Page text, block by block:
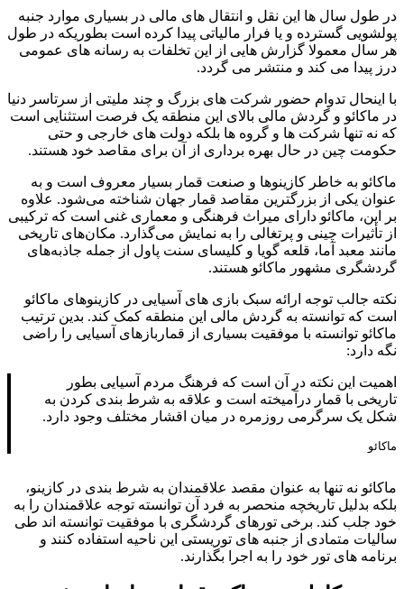
در طول سال ها این نقل و انتقال های مالی در بسیاری موارد جنبه
پولشویی گسترده و یا فرار مالیاتی پیدا کرده است بطوریکه در طول
هر سال معمولا گزارش هایی از این تخلفات به رسانه های عمومی
درز پیدا می کند و منتشر می گردد.
با اینحال تدوام حضور شرکت های بزرگ و چند ملیتی از سرتاسر دنیا
در ماکائو و گردش مالی بالای این منطقه یک فرصت استثنایی است
که نه تنها شرکت ها و گروه ها بلکه دولت های خارجی و حتی
حکومت چین در حال بهره برداری از آن برای مقاصد خود هستند.
ماکائو به خاطر کازینوها و صنعت قمار بسیار معروف است و به
عنوان یکی از بزرگترین مقاصد قمار جهان شناخته می‌شود. علاوه
بر این، ماکائو دارای میراث فرهنگی و معماری غنی است که ترکیبی
از تأثیرات چینی و پرتغالی را به نمایش می‌گذارد. مکان‌های تاریخی
مانند معبد آما، قلعه گویا و کلیسای سنت پاول از جمله جاذبه‌های
گردشگری مشهور ماکائو هستند.
نکته جالب توجه ارائه سبک بازی های آسیایی در کازینوهای ماکائو
است که توانسته به گردش مالی این منطقه کمک کند. بدین ترتیب
ماکائو توانسته با موفقیت بسیاری از قماربازهای آسیایی را راضی
نگه دارد:
اهمیت این نکته در آن است که فرهنگ مردم آسیایی بطور
تاریخی با قمار درآمیخته است و علاقه به شرط بندی کردن به
شکل یک سرگرمی روزمره در میان اقشار مختلف وجود دارد.
ماکائو
ماکائو نه تنها به عنوان مقصد علاقمندان به شرط بندی در کازینو،
بلکه بدلیل تاریخچه منحصر به فرد آن توانسته توجه علاقمندان را به
خود جلب کند. برخی تورهای گردشگری با موفقیت توانسته اند طی
سالیات متمادی از جنبه های توریستی این ناحیه استفاده کنند و
برنامه های تور خود را به اجرا بگذارند.